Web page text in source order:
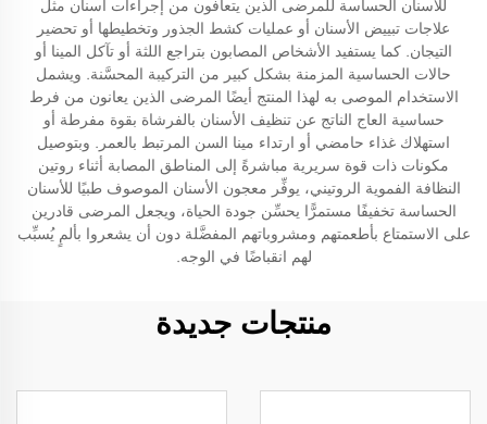
للأسنان الحساسة للمرضى الذين يتعافون من إجراءات أسنان مثل
علاجات تبييض الأسنان أو عمليات كشط الجذور وتخطيطها أو تحضير
التيجان. كما يستفيد الأشخاص المصابون بتراجع اللثة أو تآكل المينا أو
حالات الحساسية المزمنة بشكل كبير من التركيبة المحسَّنة. ويشمل
الاستخدام الموصى به لهذا المنتج أيضًا المرضى الذين يعانون من فرط
حساسية العاج الناتج عن تنظيف الأسنان بالفرشاة بقوة مفرطة أو
استهلاك غذاء حامضي أو ارتداء مينا السن المرتبط بالعمر. وبتوصيل
مكونات ذات قوة سريرية مباشرةً إلى المناطق المصابة أثناء روتين
النظافة الفموية الروتيني، يوفِّر معجون الأسنان الموصوف طبيًا للأسنان
الحساسة تخفيفًا مستمرًّا يحسِّن جودة الحياة، ويجعل المرضى قادرين
على الاستمتاع بأطعمتهم ومشروباتهم المفضَّلة دون أن يشعروا بألمٍ يُسبِّب
لهم انقباضًا في الوجه.
منتجات جديدة